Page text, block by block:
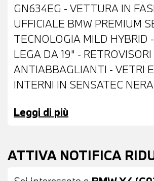
GN634EG - VETTURA IN
UFFICIALE BMW PREMIUM
TECNOLOGIA MILD HYBRID
LEGA DA 19" -
ANTIABBAGLIANTI - VETRI
INTERNI IN SENSATEC
VOLANTE -
ALTOPARLANTI HI FI -
LIVE COCKPIT
POSSIBILITA' DI PROVA -
Leggi di più
ATTIVA NOTIFICA